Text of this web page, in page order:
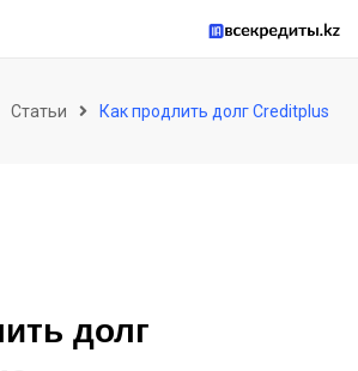
Статьи Как продлить долг Creditplus
долг